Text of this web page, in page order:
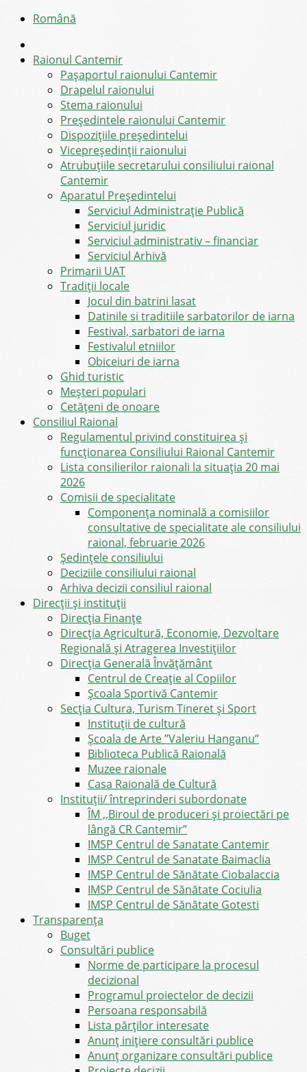
Română
Raionul Cantemir
Pașaportul raionului Cantemir
Drapelul raionului
Stema raionului
Preşedintele raionului Cantemir
Dispozițiile președintelui
Vicepreşedinţii raionului
Atrubuțiile secretarului consiliului raional
Cantemir
Aparatul Preşedintelui
Serviciul Administraţie Publică
Serviciul juridic
Serviciul administrativ – financiar
Serviciul Arhivă
Primarii UAT
Tradiții locale
Jocul din batrini lasat
Datinile si traditiile sarbatorilor de iarna
Festival, sarbatori de iarna
Festivalul etniilor
Obiceiuri de iarna
Ghid turistic
Meşteri populari
Cetățeni de onoare
Consiliul Raional
Regulamentul privind constituirea şi
funcţionarea Consiliului Raional Cantemir
Lista consilierilor raionali la situația 20 mai
2026
Comisii de specialitate
Componența nominală a comisiilor
consultative de specialitate ale consiliului
raional, februarie 2026
Şedinţele consiliului
Deciziile consiliului raional
Arhiva decizii consiliul raional
Direcții și instituții
Direcţia Finanţe
Direcția Agricultură, Economie, Dezvoltare
Regională și Atragerea Investițiilor
Direcția Generală Învățământ
Centrul de Creație al Copiilor
Școala Sportivă Cantemir
Secția Cultura, Turism Tineret și Sport
Instituții de cultură
Școala de Arte ”Valeriu Hanganu”
Biblioteca Publică Raională
Muzee raionale
Casa Raională de Cultură
Instituții/ întreprinderi subordonate
ÎM ,,Biroul de produceri și proiectări pe
lângă CR Cantemir”
IMSP Centrul de Sanatate Cantemir
IMSP Centrul de Sanatate Baimaclia
IMSP Centrul de Sănătate Ciobalaccia
IMSP Centrul de Sănătate Cociulia
IMSP Centrul de Sănătate Gotesti
Transparența
Buget
Consultări publice
Norme de participare la procesul
decizional
Programul proiectelor de decizii
Persoana responsabilă
Lista părților interesate
Anunț inițiere consultări publice
Anunț organizare consultări publice